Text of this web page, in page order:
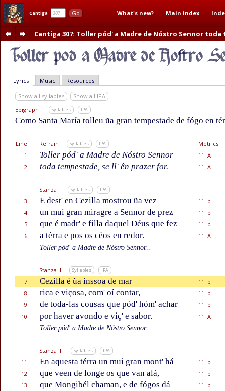
Cantiga Go What's new? Main index
Cantiga 307: Toller pód' a Madre de Nóstro Sennor toda
Lyrics Music Resources
Show all syllables
Show all IPA
Epigraph
Syllables IPA
Como Santa María tolleu ũa gran tempestade de fógo en
Line Refrain Syllables IPA
Metrics
1
Toller pód' a Madre de Nóstro Sennor
11 A
2
toda tempestade, se ll' ên prazer for. 11 A
Stanza I Syllables IPA
3 E dest' en Cezilla mostrou ũa vez
11 b
4
un mui gran miragre a Sennor de prez
11 b
5
que é madr' e filla daquel Déus que fez
11 b
6
a térra e pos os céos en redor.
11 A
Toller pód' a Madre de Nóstro Sennor...
Stanza II Syllables IPA
7 Cezilla é ũa ínssoa de mar
11 b
8
rica e viçosa, com' oí contar,
11 b
9
de toda-las cousas que pód' hóm' achar
11 b
10
por haver avondo e viç' e sabor.
11 A
Toller pód' a Madre de Nóstro Sennor...
Stanza III Syllables IPA
11 En aquesta térra un mui gran mont' há
11 b
12
que veen de longe os que van alá,
11 b
13
que Mongibél chaman, e de fógos dá
11 b